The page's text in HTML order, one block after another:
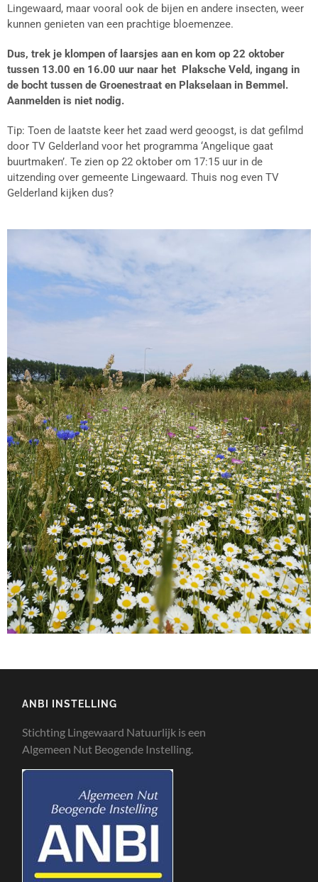
Lingewaard, maar vooral ook de bijen en andere insecten, weer
kunnen genieten van een prachtige bloemenzee.
Dus, trek je klompen of laarsjes aan en kom op 22 oktober
tussen 13.00 en 16.00 uur naar het Plaksche Veld, ingang in
de bocht tussen de Groenestraat en Plakselaan in Bemmel .
Aanmelden is niet nodig.
Tip: Toen de laatste keer het zaad werd geoogst, is dat gefilmd
door TV Gelderland voor het programma ‘Angelique gaat
buurtmaken’. Te zien op 22 oktober om 17:15 uur in de
uitzending over gemeente Lingewaard. Thuis nog even TV
Gelderland kijken dus?
ANBI INSTELLING
Stichting Lingewaard Natuurlijk is een
Algemeen Nut Beogende Instelling.